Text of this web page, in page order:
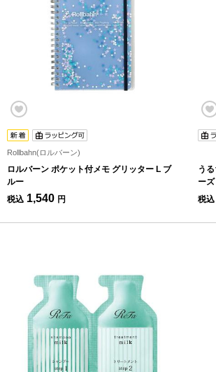
Rollbahn(ロルバーン)
ロルバーン ポケット付メモ グリッター L ブ
ルー
税込 1,540 円
う
ー
税込